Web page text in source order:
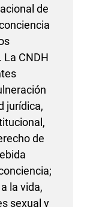
de
La CNDH
jurídica,
de
la vida,
sexual y